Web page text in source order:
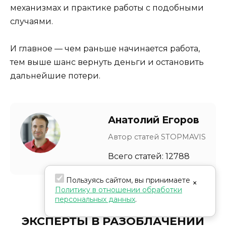
механизмах и практике работы с подобными
случаями.
И главное — чем раньше начинается работа,
тем выше шанс вернуть деньги и остановить
дальнейшие потери.
Анатолий Егоров
Автор статей STOPMAVIS
Всего статей: 12788
ЭКСПЕРТЫ В РАЗОБЛАЧЕНИИ
×
Пользуясь сайтом, вы принимаете
Политику в отношении обработки
персональных данных.